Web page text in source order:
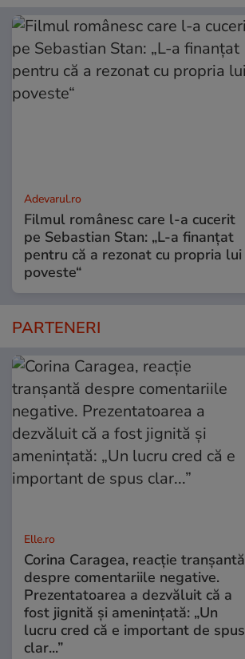
Adevarul.ro
Filmul românesc care l-a cucerit
pe Sebastian Stan: „L-a finanțat
pentru că a rezonat cu propria lui
poveste“
PARTENERI
Elle.ro
Corina Caragea, reacție tranșantă
despre comentariile negative.
Prezentatoarea a dezvăluit că a
fost jignită și amenințată: „Un
lucru cred că e important de spus
clar...”